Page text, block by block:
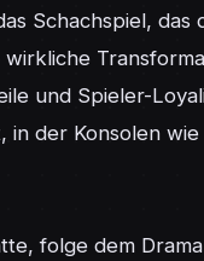
Schachspiel, das
und Spieler-
der Konsolen
folge dem